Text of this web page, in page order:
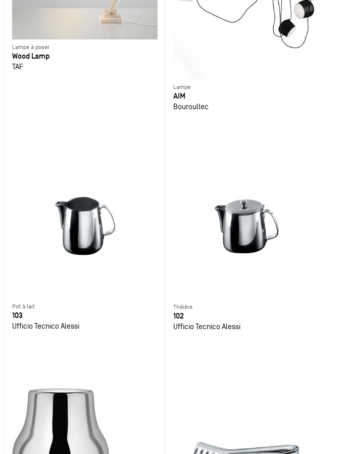
Lampe à poser
Wood Lamp
TAF
Lampe
AIM
Bouroullec
Pot à lait
103
Ufficio Tecnico Alessi
Théière
102
Ufficio Tecnico Alessi